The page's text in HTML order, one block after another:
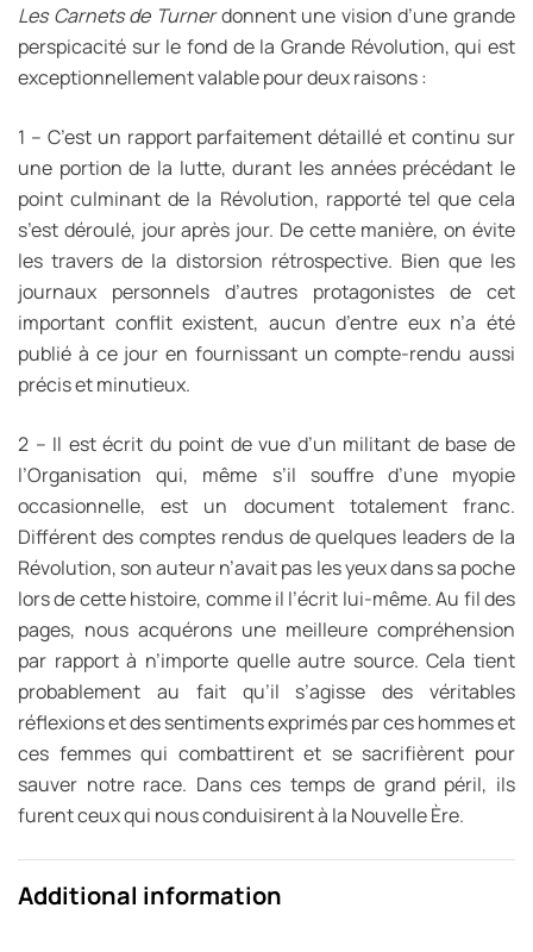
Les Carnets de Turnerdonnent une vision d’une grande
perspicacité sur le fond de la Grande Révolution, qui est
exceptionnellement valable pour deux raisons :
1 – C’est un rapport parfaitement détaillé et continu sur
une portion de la lutte, durant les années précédant le
point culminant de la Révolution, rapporté tel que cela
s’est déroulé, jour après jour. De cette manière, on évite
les travers de la distorsion rétrospective. Bien que les
journaux personnels d’autres protagonistes de cet
important conflit existent, aucun d’entre eux n’a été
publié à ce jour en fournissant un compte-rendu aussi
précis et minutieux.
2 – Il est écrit du point de vue d’un militant de base de
l’Organisation qui, même s’il souffre d’une myopie
occasionnelle, est un document totalement franc.
Différent des comptes rendus de quelques leaders de la
Révolution, son auteur n’avait pas les yeux dans sa poche
lors de cette histoire, comme il l’écrit lui-même. Au fil des
pages, nous acquérons une meilleure compréhension
par rapport à n’importe quelle autre source. Cela tient
probablement au fait qu’il s’agisse des véritables
réflexions et des sentiments exprimés par ces hommes et
ces femmes qui combattirent et se sacrifièrent pour
sauver notre race. Dans ces temps de grand péril, ils
furent ceux qui nous conduisirent à la Nouvelle Ère.
Additional information